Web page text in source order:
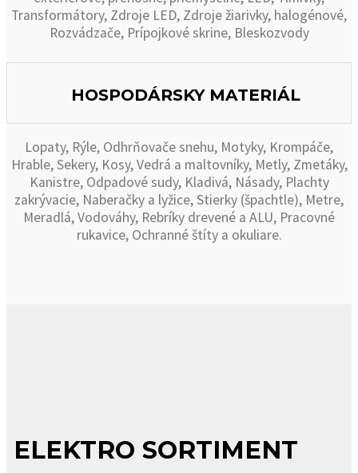
Transformátory, Zdroje LED, Zdroje žiarivky, halogénové,
Rozvádzače, Prípojkové skrine, Bleskozvody
HOSPODÁRSKY MATERIÁL
Lopaty, Rýle, Odhrňovače snehu, Motyky, Krompáče,
Hrable, Sekery, Kosy, Vedrá a maltovníky, Metly, Zmetáky,
Kanistre, Odpadové sudy, Kladivá, Násady, Plachty
zakrývacie, Naberačky a lyžice, Stierky (špachtle), Metre,
Meradlá, Vodováhy, Rebríky drevené a ALU, Pracovné
rukavice, Ochranné štíty a okuliare.
ELEKTRO SORTIMENT